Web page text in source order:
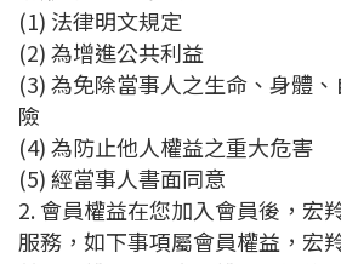
(1) 法律明文規定
(2) 為增進公共利益
(3) 為免除當事人之生命、身體
險
(4) 為防止他人權益之重大危害
(5) 經當事人書面同意
2. 會員權益在您加入會員後，宏
服務，如下事項屬會員權益，宏